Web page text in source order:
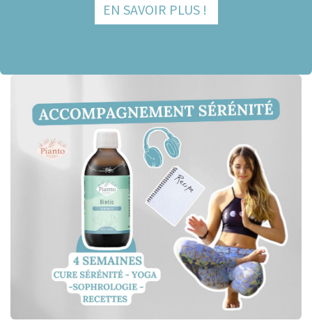
EN SAVOIR PLUS !